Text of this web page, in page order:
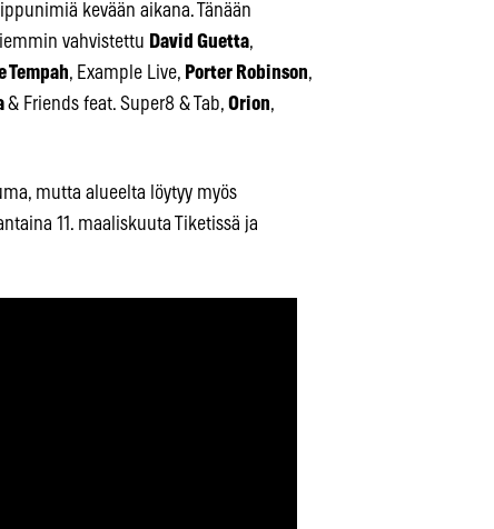
kevään aikana. Tänään
vahvistettu David Guetta,
Tempah, Example Live, Porter Robinson,
& Friends feat. Super8 & Tab, Orion,
mutta alueelta löytyy myös
11. maaliskuuta Tiketissä ja